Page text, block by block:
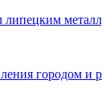
городом и